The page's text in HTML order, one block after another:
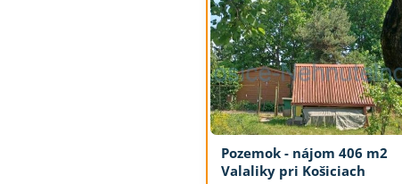
Pozemok - nájom 406 m2
Valaliky pri Košiciach